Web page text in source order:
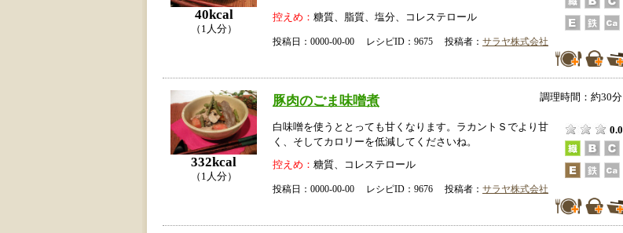
40kcal
（1人分）
控えめ： 糖質、脂質、塩分、コレステロール
投稿日：0000-00-00 レシピID：9675 投稿者： サラヤ株式会社
332kcal
（1人分）
豚肉のごま味噌煮 調理時間：約30分
白味噌を使うととっても甘くなります。ラカントＳでより甘
く、そしてカロリーを低減してくださいね。
0.0
控えめ： 糖質、コレステロール
投稿日：0000-00-00 レシピID：9676 投稿者： サラヤ株式会社